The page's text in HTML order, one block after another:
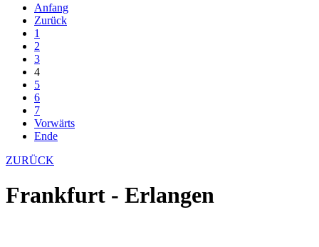
Anfang
Zurück
1
2
3
4
5
6
7
Vorwärts
Ende
ZURÜCK
Frankfurt - Erlangen